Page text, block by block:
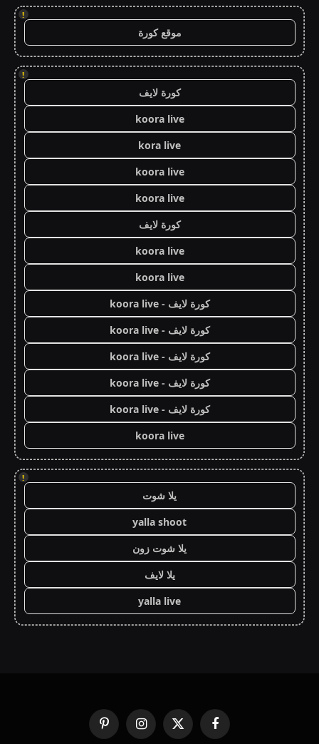
!
موقع كورة
!
كورة لايف
koora live
kora live
koora live
koora live
كورة لايف
koora live
koora live
كورة لايف - koora live
كورة لايف - koora live
كورة لايف - koora live
كورة لايف - koora live
كورة لايف - koora live
koora live
!
يلا شوت
yalla shoot
يلا شوت زون
يلا لايف
yalla live
فيسبوك
X
الانستغرامبينتيريست